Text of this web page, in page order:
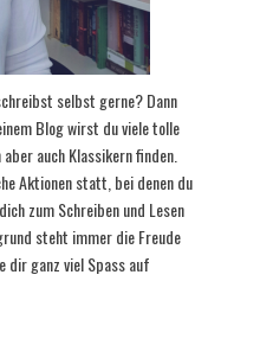
selbst gerne? Dann
Blog wirst du viele tolle
auch Klassikern finden.
Aktionen statt, bei denen du
zum Schreiben und Lesen
steht immer die Freude
dir ganz viel Spass auf